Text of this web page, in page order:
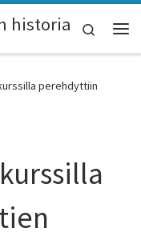
historia
Search
perehdyttiin